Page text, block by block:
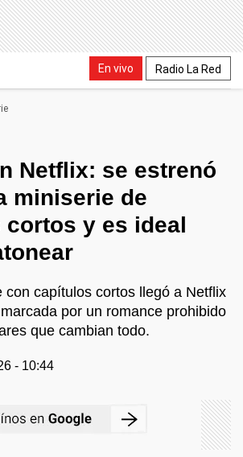
En vivo Radio La Red
Netflix: se estrenó
miniserie de
y es ideal
con capítulos cortos llegó a Netflix
por un romance prohibido
que cambian todo.
- 10:44